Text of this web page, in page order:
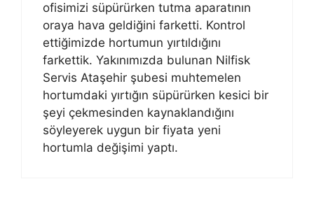
ofisimizi süpürürken tutma aparatının
oraya hava geldiğini farketti. Kontrol
ettiğimizde hortumun yırtıldığını
farkettik. Yakınımızda bulunan Nilfisk
Servis Ataşehir şubesi muhtemelen
hortumdaki yırtığın süpürürken kesici bir
şeyi çekmesinden kaynaklandığını
söyleyerek uygun bir fiyata yeni
hortumla değişimi yaptı.